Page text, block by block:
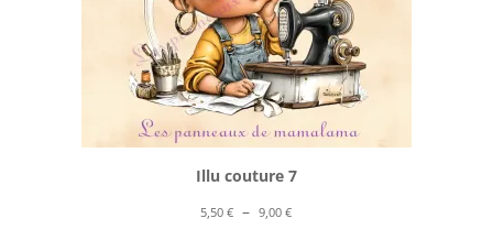
Illu couture 7
5,50€ – 9,00€Plage